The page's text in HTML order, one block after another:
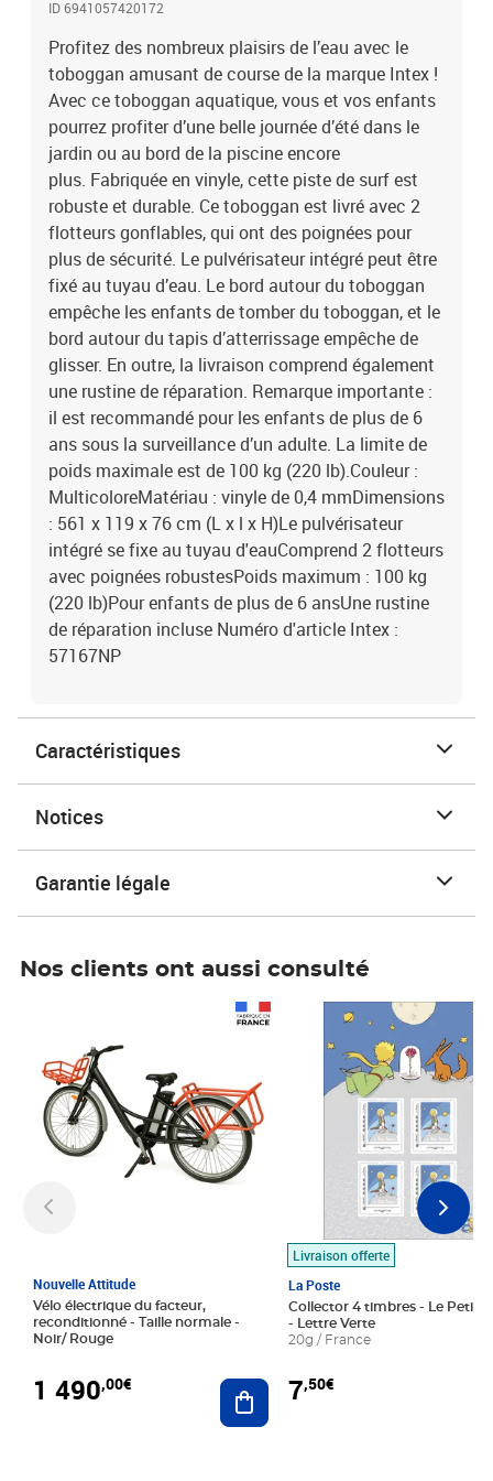
76 cm (L x l x H)Le pulvérisateur intégré se fixe au tuyau
d'eauComprend 2 flotteurs avec poignées robustesPoids
maximum : 100 kg (220 lb)Pour enfants de plus de 6 ansUne
rustine de réparation incluse Numéro d'article Intex : 57167NP
ID 6941057420172
Profitez des nombreux plaisirs de l’eau avec le
toboggan amusant de course de la marque Intex !
Avec ce toboggan aquatique, vous et vos enfants
pourrez profiter d’une belle journée d’été dans le
jardin ou au bord de la piscine encore
plus. Fabriquée en vinyle, cette piste de surf est
robuste et durable. Ce toboggan est livré avec 2
flotteurs gonflables, qui ont des poignées pour
plus de sécurité. Le pulvérisateur intégré peut être
fixé au tuyau d’eau. Le bord autour du toboggan
empêche les enfants de tomber du toboggan, et le
bord autour du tapis d’atterrissage empêche de
glisser. En outre, la livraison comprend également
une rustine de réparation. Remarque importante :
il est recommandé pour les enfants de plus de 6
ans sous la surveillance d’un adulte. La limite de
poids maximale est de 100 kg (220 lb).Couleur :
MulticoloreMatériau : vinyle de 0,4 mmDimensions
: 561 x 119 x 76 cm (L x l x H)Le pulvérisateur
intégré se fixe au tuyau d'eauComprend 2 flotteurs
avec poignées robustesPoids maximum : 100 kg
(220 lb)Pour enfants de plus de 6 ansUne rustine
de réparation incluse Numéro d'article Intex :
57167NP
Caractéristiques
Notices
Garantie légale
Nos clients ont aussi consulté
Nouvelle Attitude
Vélo électrique du facteur,
reconditionné - Taille normale -
Noir/ Rouge
1 490,00€ Ajouter au panier
Livraison offerte
La Poste
Collector 4 timbres - Le Petit
- Lettre Verte
20g / France
7,50€
Prix 7,50€